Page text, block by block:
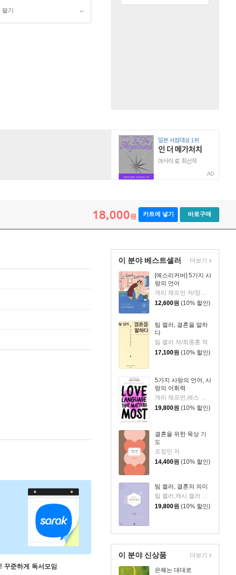
기
AD
18,000원 카트에 넣기 바로구매
이 분야 베스트셀러
[예스리커버] 5가지 사
랑의 언어
게리 채프먼 저/장동숙,황을호 역
12,600원 (10% 할인)
팀 켈러, 결혼을 말하
다
팀 켈러 저/최종훈 역
17,100원 (10% 할인)
5가지 사랑의 언어, 사
랑의 어휘력
19,800원 (10% 할인)
결혼을 위한 묵상 기
도
조정민 저
14,400원 (10% 할인)
팀 켈러, 결혼의 의미
팀 켈러,캐시 켈러 저/오현미 역
19,800원 (10% 할인)
더보기
이 분야 신상품
은혜는 대대로
더보기
꾸준하게 독서모임